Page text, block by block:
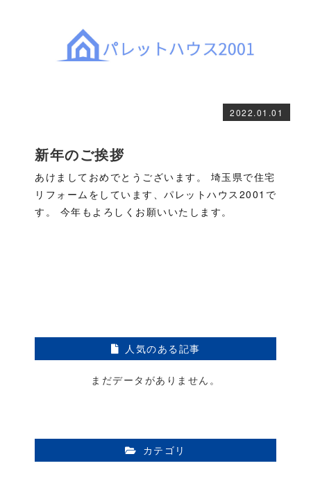
2022.01.01
新年のご挨拶
あけましておめでとうございます。 埼玉県で住宅
リフォームをしています、パレットハウス2001で
す。 今年もよろしくお願いいたします。
人気のある記事
まだデータがありません。
カテゴリ